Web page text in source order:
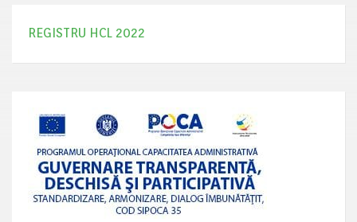
REGISTRU HCL 2022